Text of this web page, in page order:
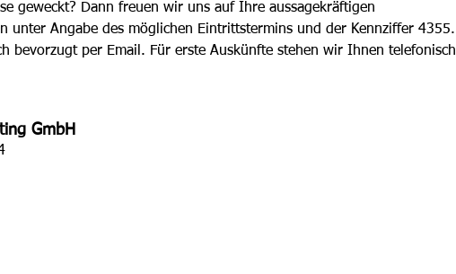
geweckt? Dann freuen wir uns auf Ihre aussagekräftigen
unter Angabe des möglichen Eintrittstermins und der Kennziffer 4355.
bevorzugt per Email. Für erste Auskünfte stehen wir Ihnen telefonisch
GmbH